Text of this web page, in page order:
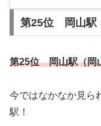
第25位 岡山駅
第25位 岡山駅（岡
今ではなかなか見ら
駅！